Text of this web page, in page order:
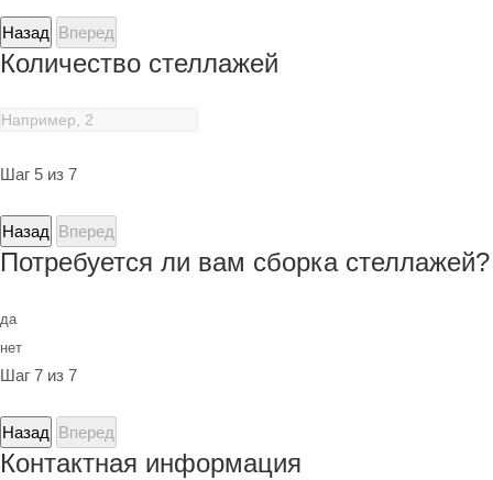
Назад Вперед
Количество стеллажей
Шаг 5 из 7
Назад Вперед
Потребуется ли вам сборка стеллажей?
да
нет
Шаг 7 из 7
Назад Вперед
Контактная информация